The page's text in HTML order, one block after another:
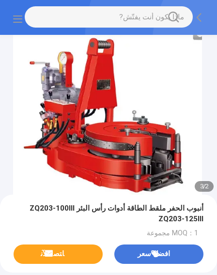
2
/
3
أنبوب الحفر ملقط الطاقة أدوات رأس البئر ZQ203-100Ⅲ
ZQ203-125Ⅲ
MOQ：1 مجموعة
افضل سعر ﺎﺘﺼﻟ ﺍﻶﻧ